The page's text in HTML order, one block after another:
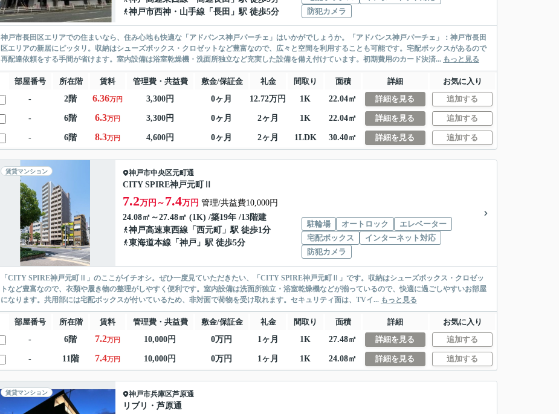
神戸市西神・山手線 「 長田 」駅 徒歩5分
防犯カメラ
神戸市長田区エリアでの住まいなら、住み心地も快適な「アドバンス神戸パーチェ」はいかがでしょうか。「アドバンス神戸パーチェ」：神戸市長田
区エリアの新居にピッタリ。収納はシューズボックス・クロゼットなど豊富なので、広々と空間を利用することも可能です。宅配ボックスがあるので
再配達依頼をする手間が省けます。室内設備は浴室乾燥機・洗面所独立など充実した設備を備え付けています。初期費用のカード決済... もっと見る
部屋番号 所在階 賃料 管理費・共益費 敷金/保証金 礼金 間取り 面積 詳細
お気に入り
-
2階 6.36万円 3,300円 0ヶ月 12.72万円 1K 22.04㎡ 詳細を見る 追加する
- 6階 6.3万円 3,300円 0ヶ月 2ヶ月 1K 22.04㎡ 詳細を見る 追加する
- 6階 8.3万円 4,600円 0ヶ月 2ヶ月 1LDK 30.40㎡ 詳細を見る 追加する
賃貸マンション 神戸市中央区元町通
CITY SPIRE神戸元町Ⅱ
7.2万円～ 7.4万円 管理/共益費10,000円
24.08㎡～27.48㎡ (1K) /築19年 /13階建
神戸高速東西線 「 西元町
」駅 徒歩1分
東海道本線 「 神戸 」駅 徒歩5分
駐輪場 オートロック
エレベーター
宅配ボックス
インターネット対応
防犯カメラ
「CITY SPIRE神戸元町Ⅱ」のここがイチオシ。ぜひ一度見ていただきたい、「CITY SPIRE神戸元町Ⅱ」です。収納はシューズボックス・クロゼッ
トなど豊富なので、衣類や履き物の整理がしやすく便利です。室内設備は洗面所独立・浴室乾燥機などが揃っているので、快適に過ごしやすいお部屋
になります。共用部には宅配ボックスが付いているため、非対面で荷物を受け取れます。セキュリティ面は、TVイ... もっと見る
部屋番号 所在階 賃料 管理費・共益費 敷金/保証金 礼金 間取り 面積 詳細
お気に入り
-
6階 7.2万円 10,000円 0万円 1ヶ月 1K 27.48㎡ 詳細を見る 追加する
- 11階 7.4万円 10,000円 0万円 1ヶ月 1K 24.08㎡ 詳細を見る 追加する
賃貸マンション 神戸市兵庫区芦原通
リブリ・芦原通